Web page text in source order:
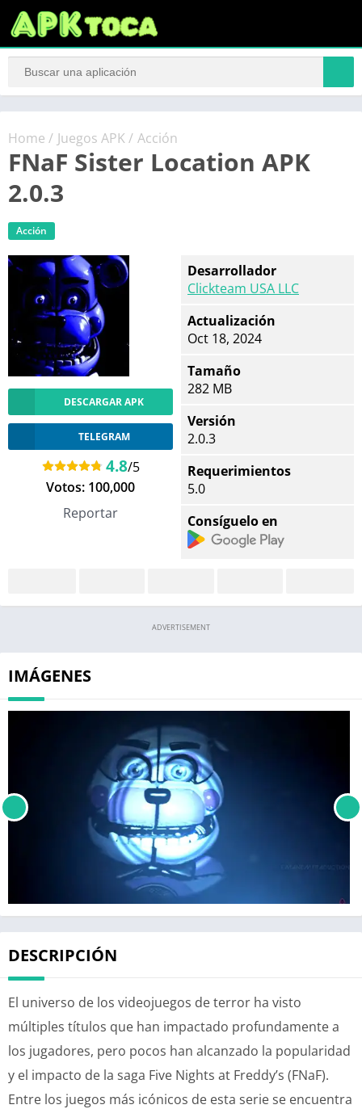
Home / Juegos APK/ Acción
FNaF Sister Location APK
2.0.3
Acción
DESCARGAR APK
TELEGRAM
4.8/5
Votos: 100,000
Reportar
Desarrollador
Clickteam USA LLC
Actualización
Oct 18, 2024
Tamaño
282 MB
Versión
2.0.3
Requerimientos
5.0
Consíguelo en
ADVERTISEMENT
IMÁGENES
DESCRIPCIÓN
El universo de los videojuegos de terror ha visto
múltiples títulos que han impactado profundamente a
los jugadores, pero pocos han alcanzado la popularidad
y el impacto de la saga Five Nights at Freddy’s (FNaF).
Entre los juegos más icónicos de esta serie se encuentra